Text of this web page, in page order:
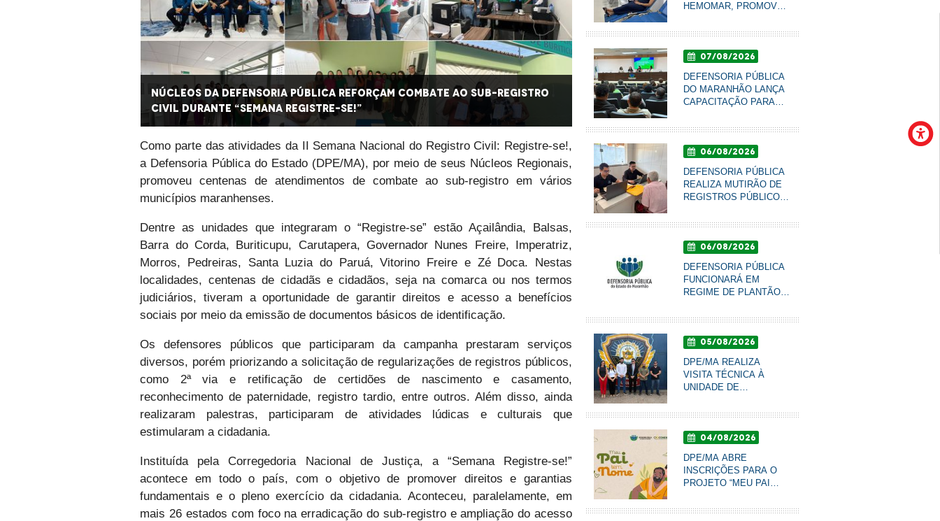
Núcleos da Defensoria Pública reforçam combate ao sub-registro
civil durante “Semana Registre-se!”
Núcleos da Defensoria Pública reforçam combate ao
civil durante “Semana Registre-se!”
Como parte das atividades da II Semana Nacional do Registro Civil: Registre-se!,
a Defensoria Pública do Estado (DPE/MA), por meio de seus Núcleos Regionais,
promoveu centenas de atendimentos de combate ao sub-registro em vários
municípios maranhenses.
Dentre as unidades que integraram o “Registre-se” estão Açailândia, Balsas,
Barra do Corda, Buriticupu, Carutapera, Governador Nunes Freire, Imperatriz,
Morros, Pedreiras, Santa Luzia do Paruá, Vitorino Freire e Zé Doca. Nestas
localidades, centenas de cidadãs e cidadãos, seja na comarca ou nos termos
judiciários, tiveram a oportunidade de garantir direitos e acesso a benefícios
sociais por meio da emissão de documentos básicos de identificação.
Os defensores públicos que participaram da campanha prestaram serviços
diversos, porém priorizando a solicitação de regularizações de registros públicos,
como 2ª via e retificação de certidões de nascimento e casamento,
reconhecimento de paternidade, registro tardio, entre outros. Além disso, ainda
realizaram palestras, participaram de atividades lúdicas e culturais que
estimularam a cidadania.
Instituída pela Corregedoria Nacional de Justiça, a “Semana Registre-se!”
acontece em todo o país, com o objetivo de promover direitos e garantias
fundamentais e o pleno exercício da cidadania. Aconteceu, paralelamente, em
mais 26 estados com foco na erradicação do sub-registro e ampliação do acesso
HEMOMAR, PROMOVE
DE SANGUE NESTA
07/08/2026
DEFENSORIA PÚBLICA
DO MARANHÃO LANÇA
CAPACITAÇÃO PARA
COMUNITÁRIOS
06/08/2026
DEFENSORIA PÚBLICA
REALIZA MUTIRÃO DE
REGISTROS PÚBLICOS
SÃO FRANCISCO DE
06/08/2026
DEFENSORIA PÚBLICA
FUNCIONARÁ EM
REGIME DE PLANTÃO
AGOSTO
05/08/2026
DPE/MA REALIZA
VISITA TÉCNICA À
UNIDADE DE
COROATÁ PARA
CONDIÇÕES DO
04/08/2026
DPE/MA ABRE
INSCRIÇÕES PARA O
PROJETO “MEU PAI
RECONHECIMENTO DE